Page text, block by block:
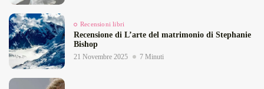
Recensioni libri
Recensione di L’arte del matrimonio di Stephanie
Bishop
21 Novembre 2025 7 Minuti